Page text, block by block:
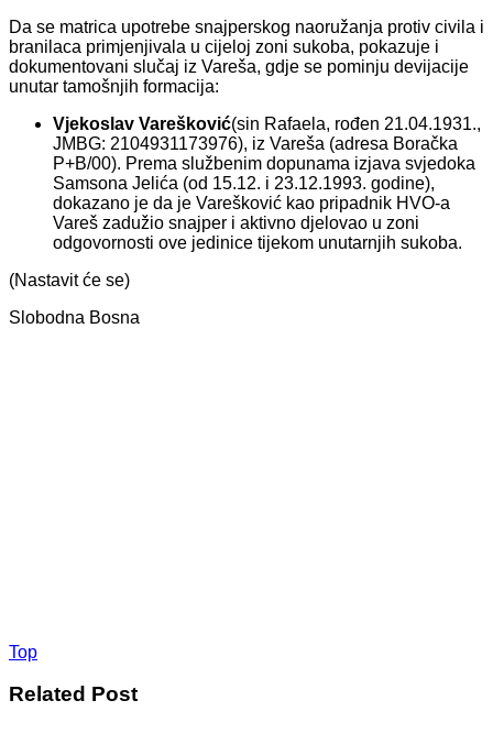
Da se matrica upotrebe snajperskog naoružanja protiv civila i
branilaca primjenjivala u cijeloj zoni sukoba, pokazuje i
dokumentovani slučaj iz Vareša, gdje se pominju devijacije
unutar tamošnjih formacija:
Vjekoslav Varešković(sin Rafaela, rođen 21.04.1931.,
JMBG: 2104931173976), iz Vareša (adresa Boračka
P+B/00). Prema službenim dopunama izjava svjedoka
Samsona Jelića (od 15.12. i 23.12.1993. godine),
dokazano je da je Varešković kao pripadnik HVO-a
Vareš zadužio snajper i aktivno djelovao u zoni
odgovornosti ove jedinice tijekom unutarnjih sukoba.
(Nastavit će se)
Slobodna Bosna
Top
Related Post